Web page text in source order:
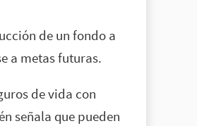
de un fondo a
a metas futuras.
de vida con
señala que pueden